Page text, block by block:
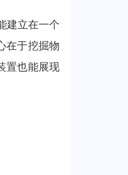
建立在一个
在于挖掘物
置也能展现